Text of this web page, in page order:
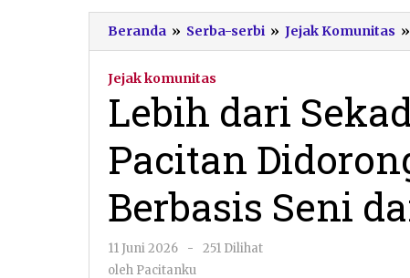
Beranda » Serba-serbi » Jejak Komunitas »
Jejak komunitas
Lebih dari
Pacitan
Berbasis Seni
11 Juni 2026
oleh
Pacitanku
-
251 Dilihat
oleh Pacitanku